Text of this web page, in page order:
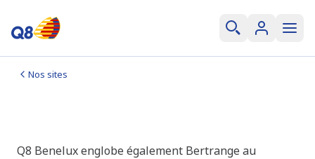
Nos sites
Q8 Benelux englobe également Bertrange au